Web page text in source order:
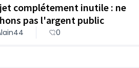
complétement inutile : ne
pas l'argent public
0